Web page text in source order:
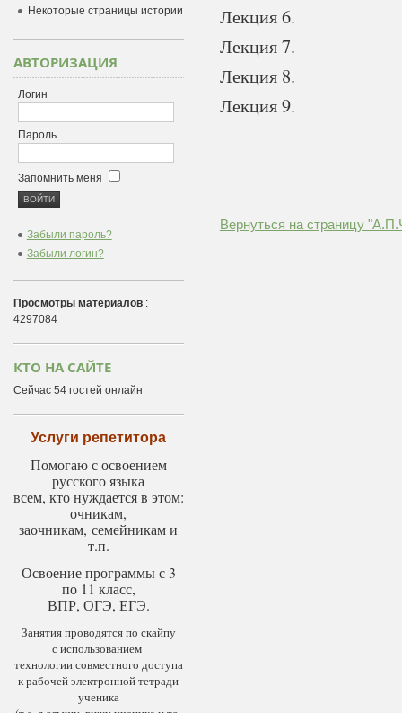
Лекция 6.
Лекция 7.
Лекция 8.
Лекция 9.
Вернуться на страницу
Некоторые страницы истории
АВТОРИЗАЦИЯ
Логин
Пароль
Запомнить меня
Забыли пароль?
Забыли логин?
Просмотры материалов:
4297084
КТО НА САЙТЕ
Сейчас 54 гостей онлайн
Услуги репетитора
Помогаю с освоением
русского языка
всем, кто нуждается в этом:
очникам,
заочникам, семейникам и
т.п.
Освоение программы с 3
по 11 класс,
ВПР, ОГЭ, ЕГЭ.
Занятия проводятся по скайпу
с использованием
технологии совместного доступа
к рабочей электронной тетради
ученика